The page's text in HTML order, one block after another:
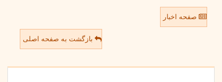
صفحه اخبار
بازگشت به صفحه اصلی